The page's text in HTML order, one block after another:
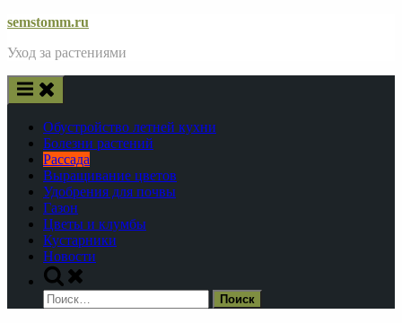
Skip
content
semstomm.ru
Уход за растениями
Обустройство летней кухни
Болезни растений
Рассада
Выращивание цветов
Удобрения для почвы
Газон
Цветы и клумбы
Кустарники
Новости
Toggle
search
form
Найти: